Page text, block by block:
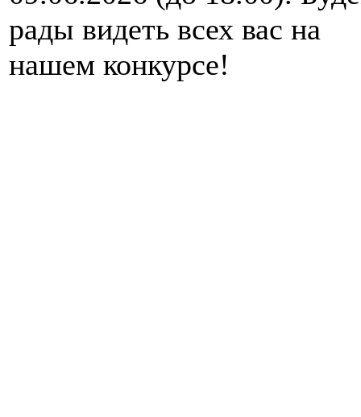
рады видеть всех вас на
нашем конкурсе!